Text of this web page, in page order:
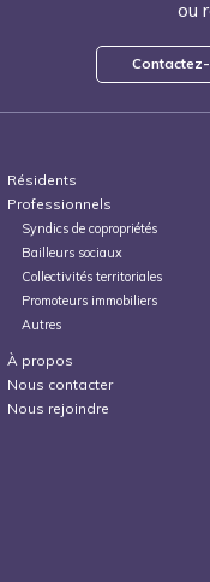
ou
Résidents
Professionnels
Syndics de copropriétés
Bailleurs sociaux
Collectivités territoriales
Promoteurs immobiliers
Autres
À propos
Nous contacter
Nous rejoindre